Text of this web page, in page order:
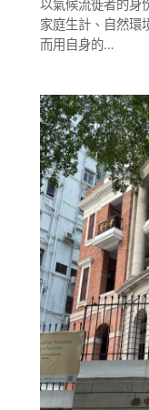
以氣候流徙者的身
家庭生計、自然環
而用自身的…